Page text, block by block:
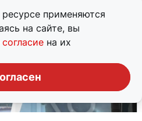
применяются
на сайте, вы
согласие на их